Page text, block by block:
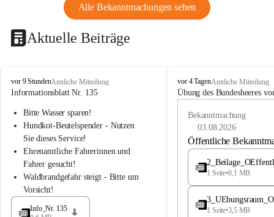
Alle Bekanntmachungen sehen
Aktuelle Beiträge
B
u
h
a
d
vor 9 StundenAmtliche Mitteilung
Informationsblatt Nr. 135
Bitte Wasser sparen!
Hundkot-Beutelspender - Nutzen
Sie dieses Service!
Ehrenamtliche Fahrerinnen und
Fahrer gesucht!
Waldbrandgefahr steigt - Bitte um
Vorsicht!
Info_Nr. 135
B
u
vor 4 TagenAmtliche Mitteilung
Übung des Bundesheeres
Bekanntmachung
03.08.2026
Öffentliche
1 Seite•0,1 MB
1 Seite•3,5 MB